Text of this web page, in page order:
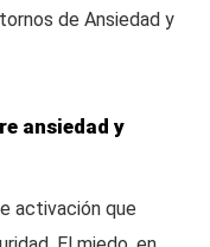
de Ansiedad y
ansiedad y
activación que